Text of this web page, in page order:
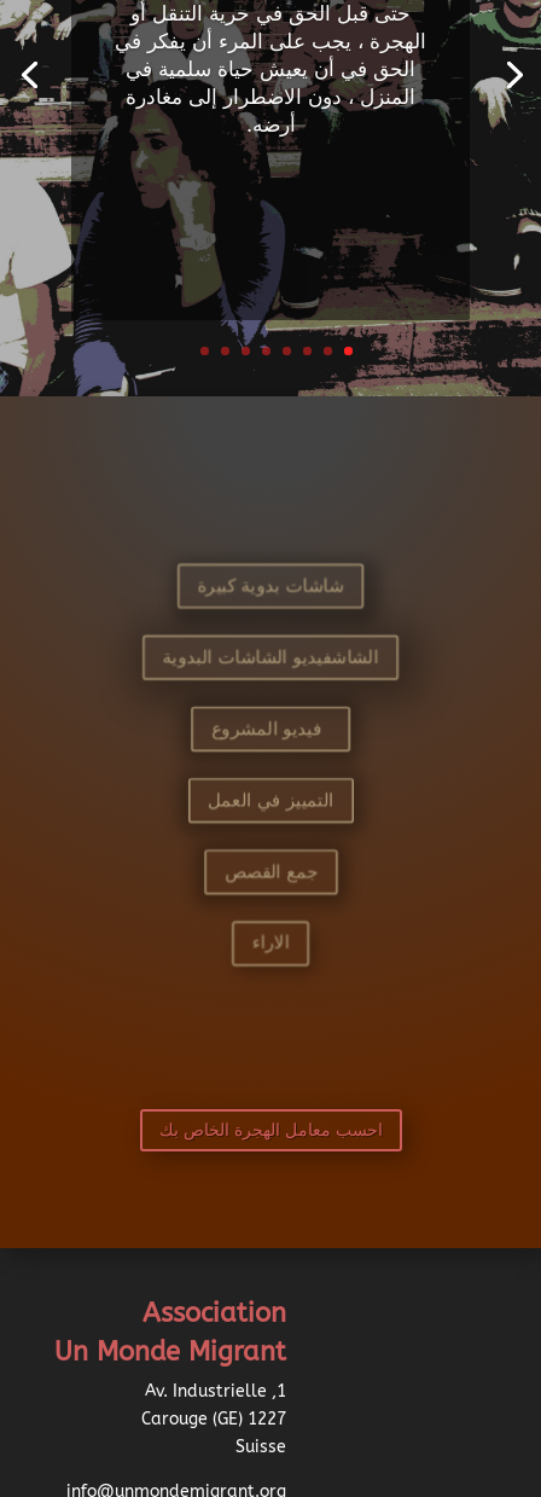
حتى قبل الحق في حرية التنقل أو
الهجرة ، يجب على المرء أن يفكر في
الحق في أن يعيش حياة سلمية في
المنزل ، دون الاضطرار إلى مغادرة
أرضه.
شاشات بدوية كبيرة
الشاشفيديو الشاشات البدوية
فيديو المشروع
التمييز في العمل
جمع القصص
الاراء
احسب معامل الهجرة الخاص بك
Association
Un Monde Migrant
1, Av. Industrielle
1227 Carouge (GE)
Suisse
info@unmondemigrant.org